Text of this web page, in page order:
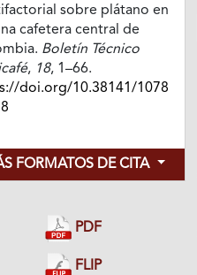
sobre plátano en
cafetera central de
Boletín Técnico
, 18, 1–66.
doi.org/10.38141/1078
FORMATOS DE CITA
PDF
FLIP